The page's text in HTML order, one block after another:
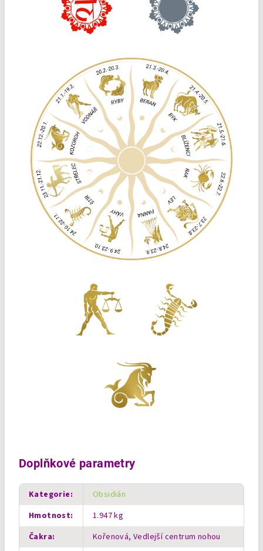
Doplňkové parametry
Kategorie:
Obsidián
Hmotnost:
1.947 kg
Čakra: Kořenová, Vedlejší centrum nohou